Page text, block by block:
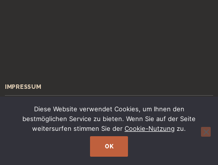
IMPRESSUM
KONTAKT
Stolz präsentiert von WordPress
Diese Website verwendet Cookies, um Ihnen den
bestmöglichen Service zu bieten. Wenn Sie auf der Seite
weitersurfen stimmen Sie der Cookie-Nutzung zu.
OK